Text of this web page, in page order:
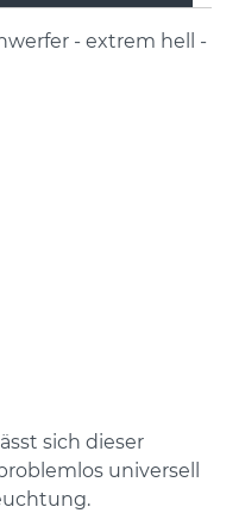
- extrem hell -
sich dieser
universell